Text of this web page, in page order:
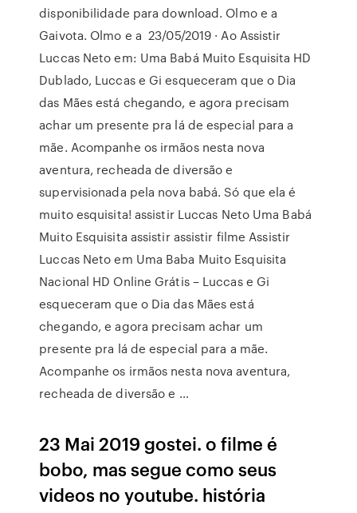
disponibilidade para download. Olmo e a
Gaivota. Olmo e a 23/05/2019 · Ao Assistir
Luccas Neto em: Uma Babá Muito Esquisita HD
Dublado, Luccas e Gi esqueceram que o Dia
das Mães está chegando, e agora precisam
achar um presente pra lá de especial para a
mãe. Acompanhe os irmãos nesta nova
aventura, recheada de diversão e
supervisionada pela nova babá. Só que ela é
muito esquisita! assistir Luccas Neto Uma Babá
Muito Esquisita assistir assistir filme Assistir
Luccas Neto em Uma Baba Muito Esquisita
Nacional HD Online Grátis – Luccas e Gi
esqueceram que o Dia das Mães está
chegando, e agora precisam achar um
presente pra lá de especial para a mãe.
Acompanhe os irmãos nesta nova aventura,
recheada de diversão e …
23 Mai 2019 gostei. o filme é
bobo, mas segue como seus
videos no youtube. história